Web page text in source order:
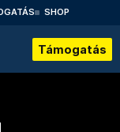
SHOP
Támogatás